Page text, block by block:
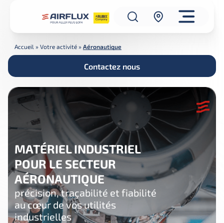
Accueil » Votre activité » Aéronautique
Contactez nous
MATÉRIEL INDUSTRIEL
POUR LE SECTEUR
AÉRONAUTIQUE
précision, traçabilité et fiabilité
au cœur de vos utilités
industrielles